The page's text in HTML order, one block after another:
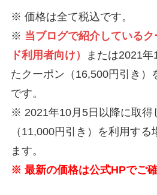
※ 価格は全て税込です。
※ 当ブログで紹介している
ド利用者向け）
または2021
たクーポン（16,500円引き）
です。
※ 2021年10月5日以降に取得
（11,000円引き）を利用する
ます。
※ 最新の価格は公式HPでご確